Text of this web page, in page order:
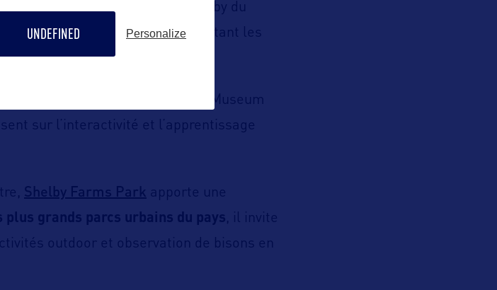
, les canards traversent le lobby du
en scène insolite qui amuse autant les
, le Children’s Museum
sur l’interactivité et l’apprentissage
Shelby Farms Park apporte une
plus grands parcs urbains du pays, il invite
outdoor et observation de bisons en
UNDEFINED Personalize